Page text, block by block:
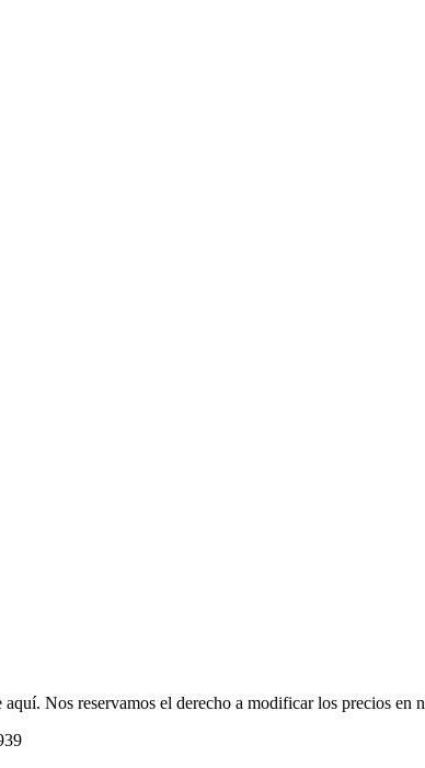
Nos reservamos el derecho a modificar los precios en